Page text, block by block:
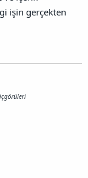
işin gerçekten